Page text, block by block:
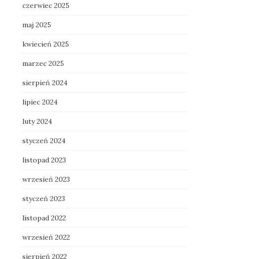
czerwiec 2025
maj 2025
kwiecień 2025
marzec 2025
sierpień 2024
lipiec 2024
luty 2024
styczeń 2024
listopad 2023
wrzesień 2023
styczeń 2023
listopad 2022
wrzesień 2022
sierpień 2022